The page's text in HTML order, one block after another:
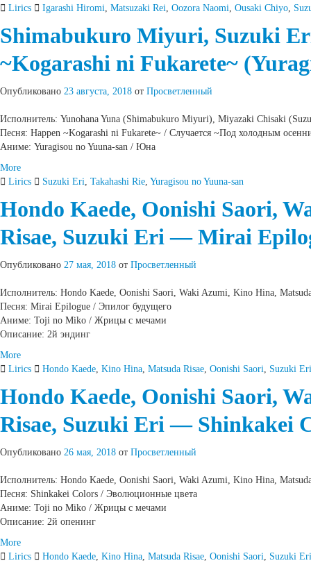
Lirics
Igarashi Hiromi, Matsuzaki Rei, Oozora Naomi, Ousaki Chiyo,
Shimabukuro Miyuri, Suzuki
~Kogarashi ni Fukarete~
Опубликовано 23 августа, 2018 от Просветленный
Исполнитель: Yunohana Yuna (Shimabukuro Miyuri), Miyazaki Chisaki
Песня: Happen ~Kogarashi ni Fukarete~ / Случается ~Под холодным
Аниме: Yuragisou no Yuuna-san / Юна
More
Lirics
Suzuki Eri, Takahashi Rie, Yuragisou no Yuuna-san
Hondo Kaede, Oonishi Saori,
Risae, Suzuki Eri — Mirai
Опубликовано 27 мая, 2018 от Просветленный
Исполнитель: Hondo Kaede, Oonishi Saori, Waki Azumi, Kino Hina,
Песня: Mirai Epilogue / Эпилог будущего
Аниме: Toji no Miko / Жрицы с мечами
Описание: 2й эндинг
More
Lirics
Hondo Kaede, Kino Hina, Matsuda Risae, Oonishi Saori, Suzuki Eri
Hondo Kaede, Oonishi Saori,
Risae, Suzuki Eri — Shinkakei
Опубликовано 26 мая, 2018 от Просветленный
Исполнитель: Hondo Kaede, Oonishi Saori, Waki Azumi, Kino Hina,
Песня: Shinkakei Colors / Эволюционные цвета
Аниме: Toji no Miko / Жрицы с мечами
Описание: 2й опенинг
More
Lirics
Hondo Kaede, Kino Hina, Matsuda Risae, Oonishi Saori, Suzuki Eri